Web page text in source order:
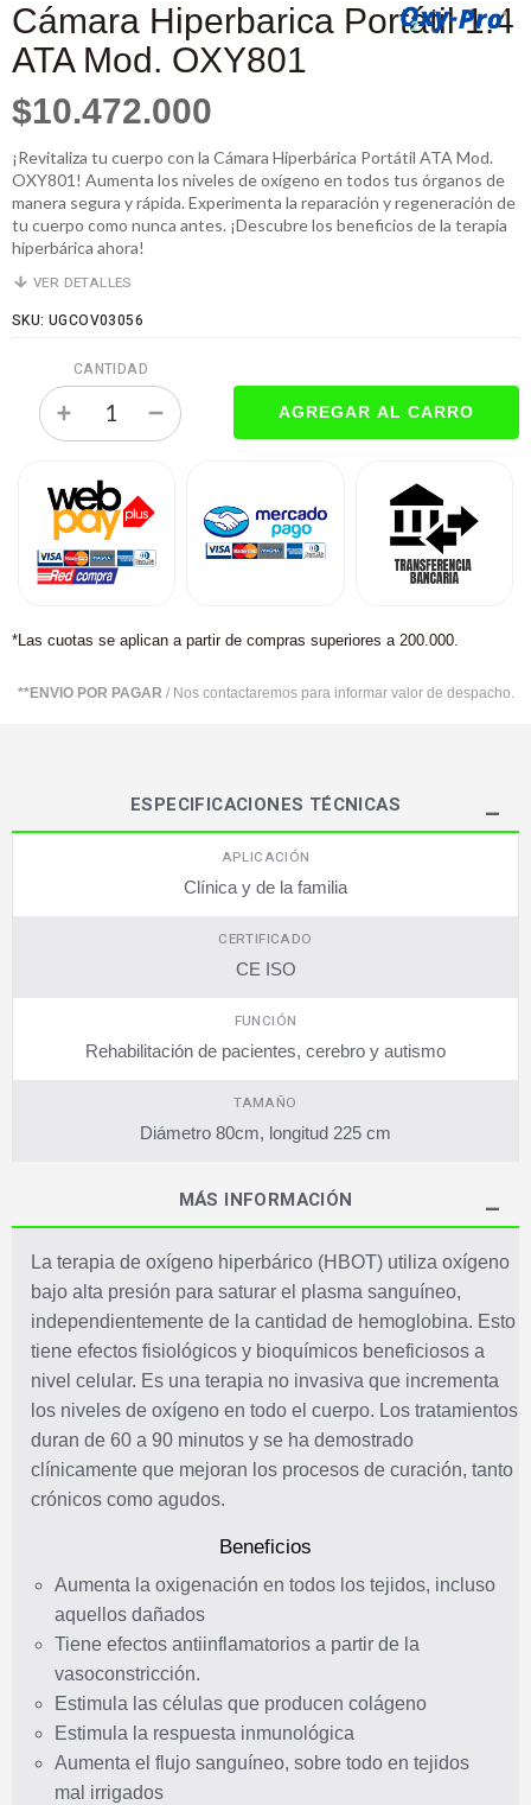
Cámara Hiperbarica Portátil 1.4
ATA Mod. OXY801
$10.472.000
¡Revitaliza tu cuerpo con la Cámara Hiperbárica Portátil ATA Mod.
OXY801! Aumenta los niveles de oxígeno en todos tus órganos de
manera segura y rápida. Experimenta la reparación y regeneración de
tu cuerpo como nunca antes. ¡Descubre los beneficios de la terapia
hiperbárica ahora!
VER DETALLES
SKU: UGCOV03056
CANTIDAD
*Las cuotas se aplican a partir de compras superiores a 200.000.
**ENVIO POR PAGAR / Nos contactaremos para informar valor de despacho.
ESPECIFICACIONES TÉCNICAS
APLICACIÓN
Clínica y de la familia
CERTIFICADO
CE ISO
FUNCIÓN
Rehabilitación de pacientes, cerebro y autismo
TAMAÑO
Diámetro 80cm, longitud 225 cm
MÁS INFORMACIÓN
La terapia de oxígeno hiperbárico (HBOT) utiliza oxígeno
bajo alta presión para saturar el plasma sanguíneo,
independientemente de la cantidad de hemoglobina. Esto
tiene efectos fisiológicos y bioquímicos beneficiosos a
nivel celular. Es una terapia no invasiva que incrementa
los niveles de oxígeno en todo el cuerpo. Los tratamientos
duran de 60 a 90 minutos y se ha demostrado
clínicamente que mejoran los procesos de curación, tanto
crónicos como agudos.
Beneficios
Aumenta la oxigenación en todos los tejidos, incluso
aquellos dañados
Tiene efectos antiinflamatorios a partir de la
vasoconstricción.
Estimula las células que producen colágeno
Estimula la respuesta inmunológica
Aumenta el flujo sanguíneo, sobre todo en tejidos
mal irrigados